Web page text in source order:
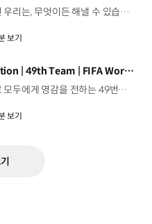
영감으로 하나 된 우리는, 무엇이든 해낼 수 있습니다.세계 곳곳에서 모인 2026년의 주인공들이 FIFA 월드컵™ 오피셜 매치볼 캐리어로 꿈의 무대에 섰습니다. 자세히 보기 ▶ #Kia #InspirationConnectsUsAll #49thTeam #OMBC #FIFAWorldCup2026 유튜브 쇼츠 보기 >
보기
This is Inspiration | 49th Team | FIFA World Cup 2026™
전 세계를 무대로 모두에게 영감을 전하는 49번째 팀.FIFA 월드컵 2026™을 향한 여정 속, 이제 사람들의 시선은 이 어린 스타들에게 향합니다. 자세히 보기 ▶ #Kia #InspirationConnectsUsAll #49thTeam #OMBC #FIFAWorldCup2026 유튜브 쇼츠 보기 >
보기